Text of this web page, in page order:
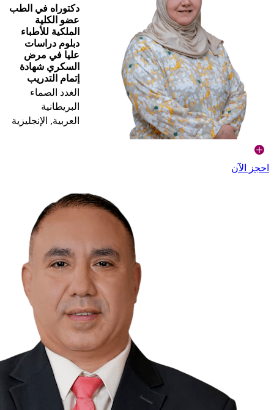
دكتوراه في الطب
عضو الكلية
الملكية للأطباء
دبلوم دراسات
عليا في مرض
السكري شهادة
إتمام التدريب
الغدد الصماء
البريطانية
العربية, الإنجليزية
احجز الآن